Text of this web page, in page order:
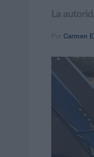
La
Por Carmen